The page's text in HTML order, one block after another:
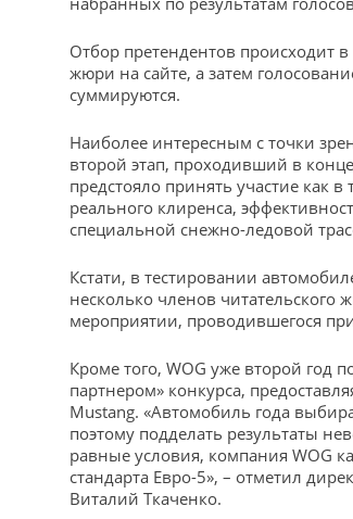
Отбор претендентов происходит
жюри на сайте, а затем
суммируются.
Наиболее интересным с точки
второй этап, проходивший в
предстояло принять участие как
реального клиренса,
специальной снежно-ледовой
Кстати, в тестировании
несколько членов
мероприятии, проводившегося
Кроме того, WOG уже второй год
партнером» конкурса,
Mustang. «Автомобиль года
поэтому подделать результаты
равные условия, компания WOG
стандарта Евро-5», – отметил
Виталий Ткаченко.